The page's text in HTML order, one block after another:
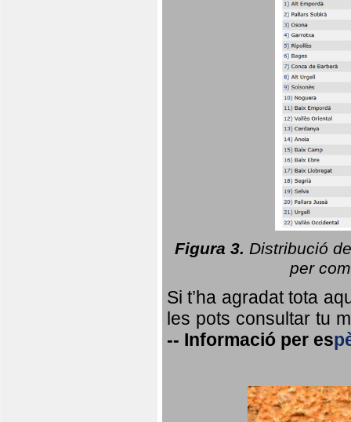
Figura 3. Distribució
per
Si t’ha agradat tota
les pots consultar tu
-- Informació per es